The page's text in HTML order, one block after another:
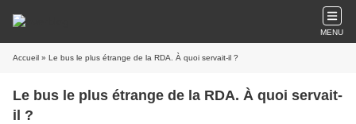
MENU
Accueil » Le bus le plus étrange de la RDA. À quoi servait-il ?
Le bus le plus étrange de la RDA. À quoi servait-
il ?